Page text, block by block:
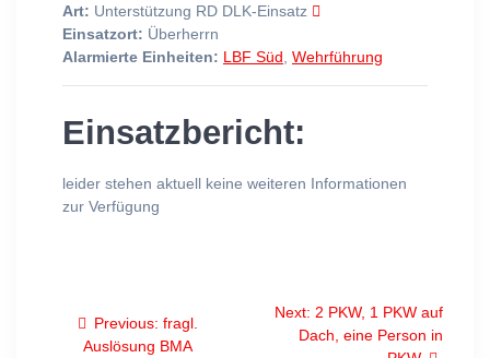
Art: Unterstützung RD DLK-Einsatz
Einsatzort: Überherrn
Alarmierte Einheiten: LBF Süd Wehrführung
Einsatzbericht:
leider stehen aktuell keine weiteren Informationen
zur Verfügung
Beitragsnavigation
Previous: Previous
post:
fragl.
Auslösung BMA
Next: Next
post:
2 PKW, 1 PKW auf
Dach, eine Person in